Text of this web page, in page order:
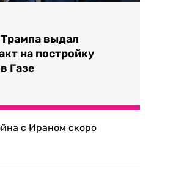
выдал
на постройку
Газе
с Ираном скоро